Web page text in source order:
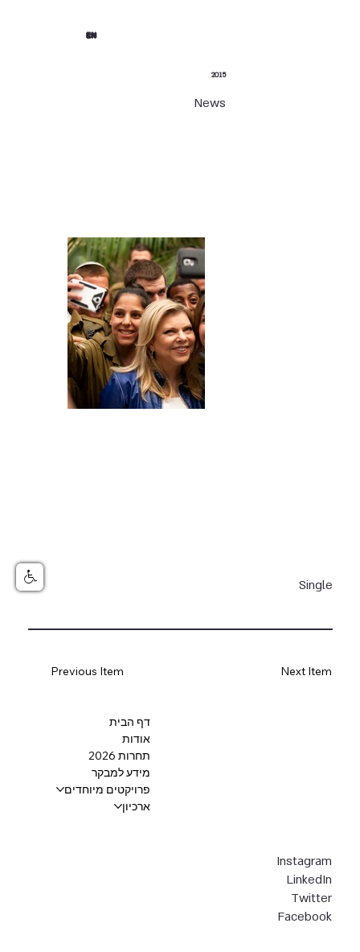
EN
2015
News
Single
Next Item
Previous Item
Instagram
LinkedIn
Twitter
Facebook
דף הבית
אודות
תחרות 2026
מידע למבקר
פרויקטים מיוחדים
ארכיון